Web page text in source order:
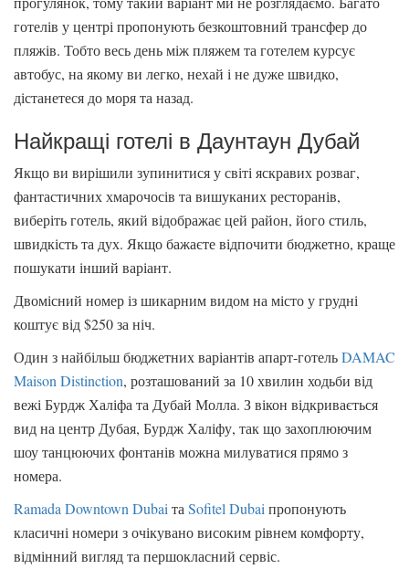
готелів у центрі пропонують безкоштовний трансфер до
пляжів. Тобто весь день між пляжем та готелем курсує
автобус, на якому ви легко, нехай і не дуже швидко,
дістанетеся до моря та назад.
Найкращі готелі в Даунтаун Дубай
Якщо ви вирішили зупинитися у світі яскравих розваг,
фантастичних хмарочосів та вишуканих ресторанів,
виберіть готель, який відображає цей район, його стиль,
швидкість та дух. Якщо бажаєте відпочити бюджетно, краще
пошукати інший варіант.
Двомісний номер із шикарним видом на місто у грудні
коштує від $250 за ніч.
Один з найбільш бюджетних варіантів апарт-готельDAMAC
Maison Distinction, розташований за 10 хвилин ходьби від
вежі Бурдж Халіфа та Дубай Молла. З вікон відкривається
вид на центр Дубая, Бурдж Халіфу, так що захоплюючим
шоу танцюючих фонтанів можна милуватися прямо з
номера.
Ramada Downtown Dubai та Sofitel Dubai пропонують
класичні номери з очікувано високим рівнем комфорту,
відмінний вигляд та першокласний сервіс.